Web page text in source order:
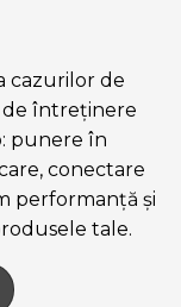
cazurilor de
de întreținere
punere în
conectare
performanță și
tale.